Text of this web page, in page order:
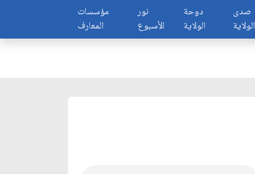
مؤسسات
المعارف
نور
الأسبوع
دوحة
الولاية
صدى
الولاية